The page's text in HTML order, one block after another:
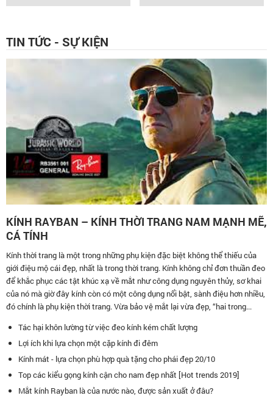
TIN TỨC - SỰ KIỆN
KÍNH RAYBAN – KÍNH THỜI TRANG NAM MẠNH MẼ,
CÁ TÍNH
Kính thời trang là một trong những phụ kiện đặc biệt không thể thiếu của
giới điệu mộ cái đẹp, nhất là trong thời trang. Kính không chỉ đơn thuần đeo
để khắc phục các tật khúc xạ về mắt như công dụng nguyên thủy, sơ khai
của nó mà giờ đây kính còn có một công dụng nổi bật, sành điệu hơn nhiều,
đó chính là phụ kiện thời trang. Vừa bảo vệ mắt lại vừa đẹp, “hai trong...
Tác hại khôn lường từ việc đeo kính kém chất lượng
Lợi ích khi lựa chọn một cặp kính đi đêm
Kính mát - lựa chọn phù hợp quà tặng cho phái đẹp 20/10
Top các kiểu gọng kính cận cho nam đẹp nhất [Hot trends 2019]
Mắt kính Rayban là của nước nào, được sản xuất ở đâu?